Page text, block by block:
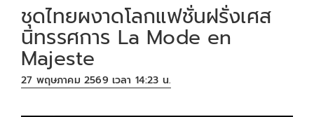
ชุดไทยผงาดโลกแฟชั่นฝรั่งเศส
นิทรรศการ La Mode en
Majeste
27 พฤษภาคม 2569 เวลา 14:23 น.